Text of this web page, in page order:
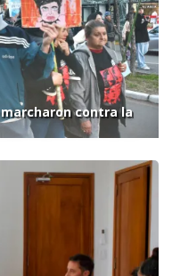
contra la